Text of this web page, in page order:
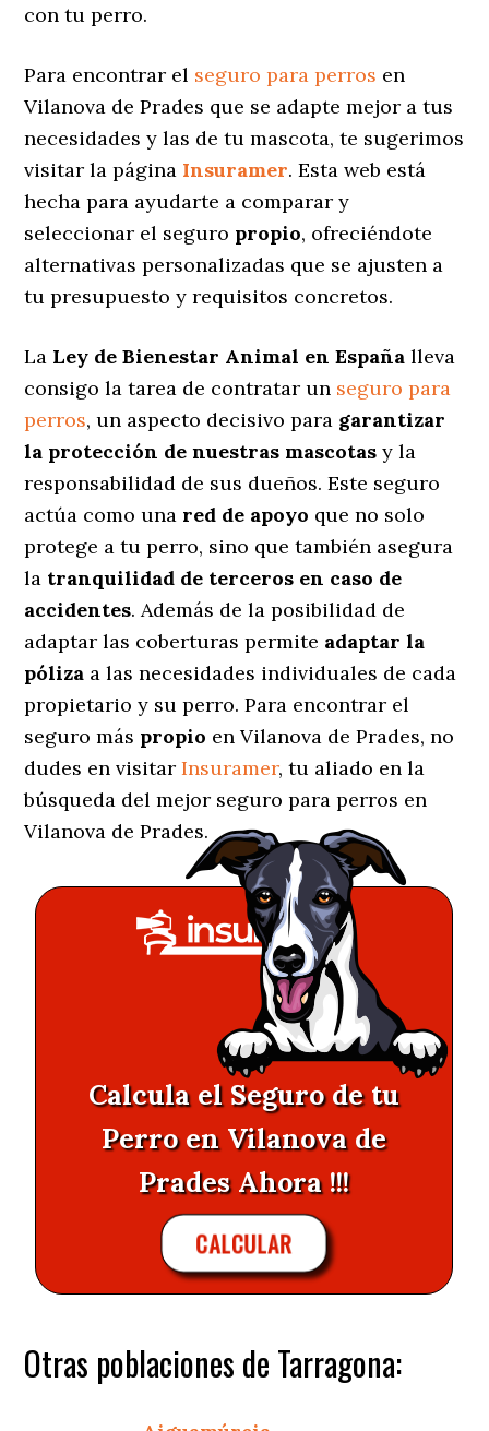
con tu perro.
Para encontrar el seguro para perros en
Vilanova de Prades que se adapte mejor a tus
necesidades y las de tu mascota, te sugerimos
visitar la página Insuramer. Esta web está
hecha para ayudarte a comparar y
seleccionar el seguro propio, ofreciéndote
alternativas personalizadas que se ajusten a
tu presupuesto y requisitos concretos.
La Ley de Bienestar Animal en España lleva
consigo la tarea de contratar un seguro para
perros, un aspecto decisivo para garantizar
la protección de nuestras mascotas y la
responsabilidad de sus dueños. Este seguro
actúa como una red de apoyo que no solo
protege a tu perro, sino que también asegura
la tranquilidad de terceros en caso de
accidentes. Además de la posibilidad de
adaptar las coberturas permite adaptar la
póliza a las necesidades individuales de cada
propietario y su perro. Para encontrar el
seguro más propio en Vilanova de Prades, no
dudes en visitarInsuramer, tu aliado en la
búsqueda del mejor seguro para perros en
Vilanova de Prades.
Calcula el Seguro de tu
Perro en Vilanova de
Prades Ahora !!!
CALCULAR
Otras poblaciones de Tarragona: